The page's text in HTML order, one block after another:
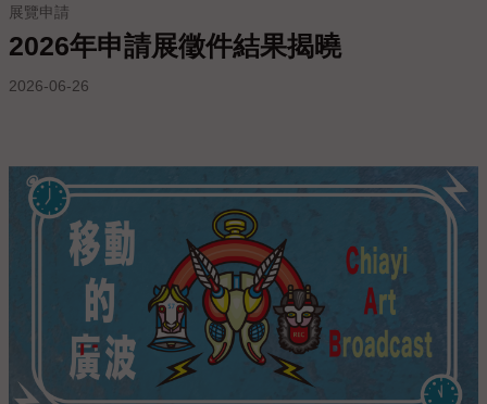
宣
告
線
情
展覽申請
2026年申請展徵件結果揭曉
2026-06-26